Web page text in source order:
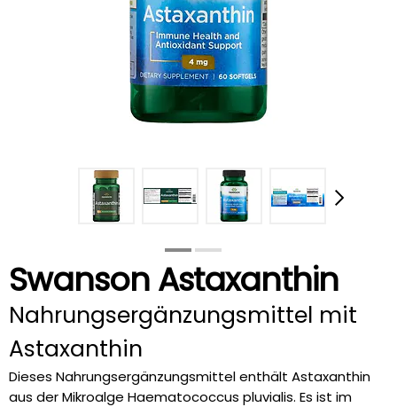
Swanson Astaxanthin
Nahrungsergänzungsmittel mit
Astaxanthin
Dieses Nahrungsergänzungsmittel enthält Astaxanthin
aus der Mikroalge Haematococcus pluvialis. Es ist im